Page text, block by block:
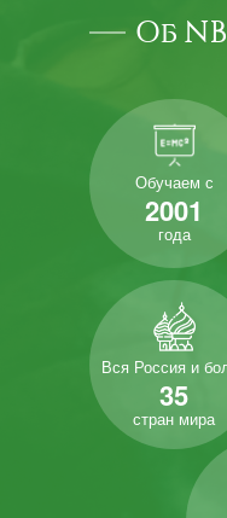
Об
Обучаем с
2001
года
Вся Россия и
35
стран мира